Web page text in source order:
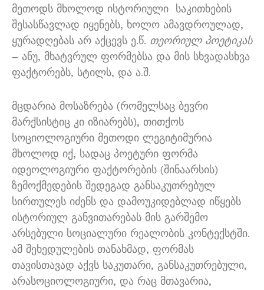
მეთოდს მხოლოდ ისტორიული საკითხების
შესასწავლად იყენებს, ხოლო ამავდროულად,
ყურადღებას არ აქცევს ე.წ. თეორიულ პოეტიკას
– ანუ, მხატვრულ ფორმებსა და მის სხვადასხვა
ფაქტორებს, სტილს, და ა.შ.
მცდარია მოსაზრება (რომელსაც ბევრი
მარქსისტიც კი იზიარებს), თითქოს
სოციოლოგიური მეთოდი ლეგიტიმურია
მხოლოდ იქ, სადაც პოეტური ფორმა
იდეოლოგიური ფაქტორების (შინაარსის)
ზემოქმედების შედეგად განსაკუთრებულ
სირთულეს იძენს და დამოუკიდებლად იწყებს
ისტორიულ განვითარებას მის გარშემო
არსებული სოციალური რეალობის კონტექსტში.
ამ შეხედულების თანახმად, ფორმას
თავისთავად აქვს საკუთარი, განსაკუთრებული,
არასოციოლოგიური, და რაც მთავარია,